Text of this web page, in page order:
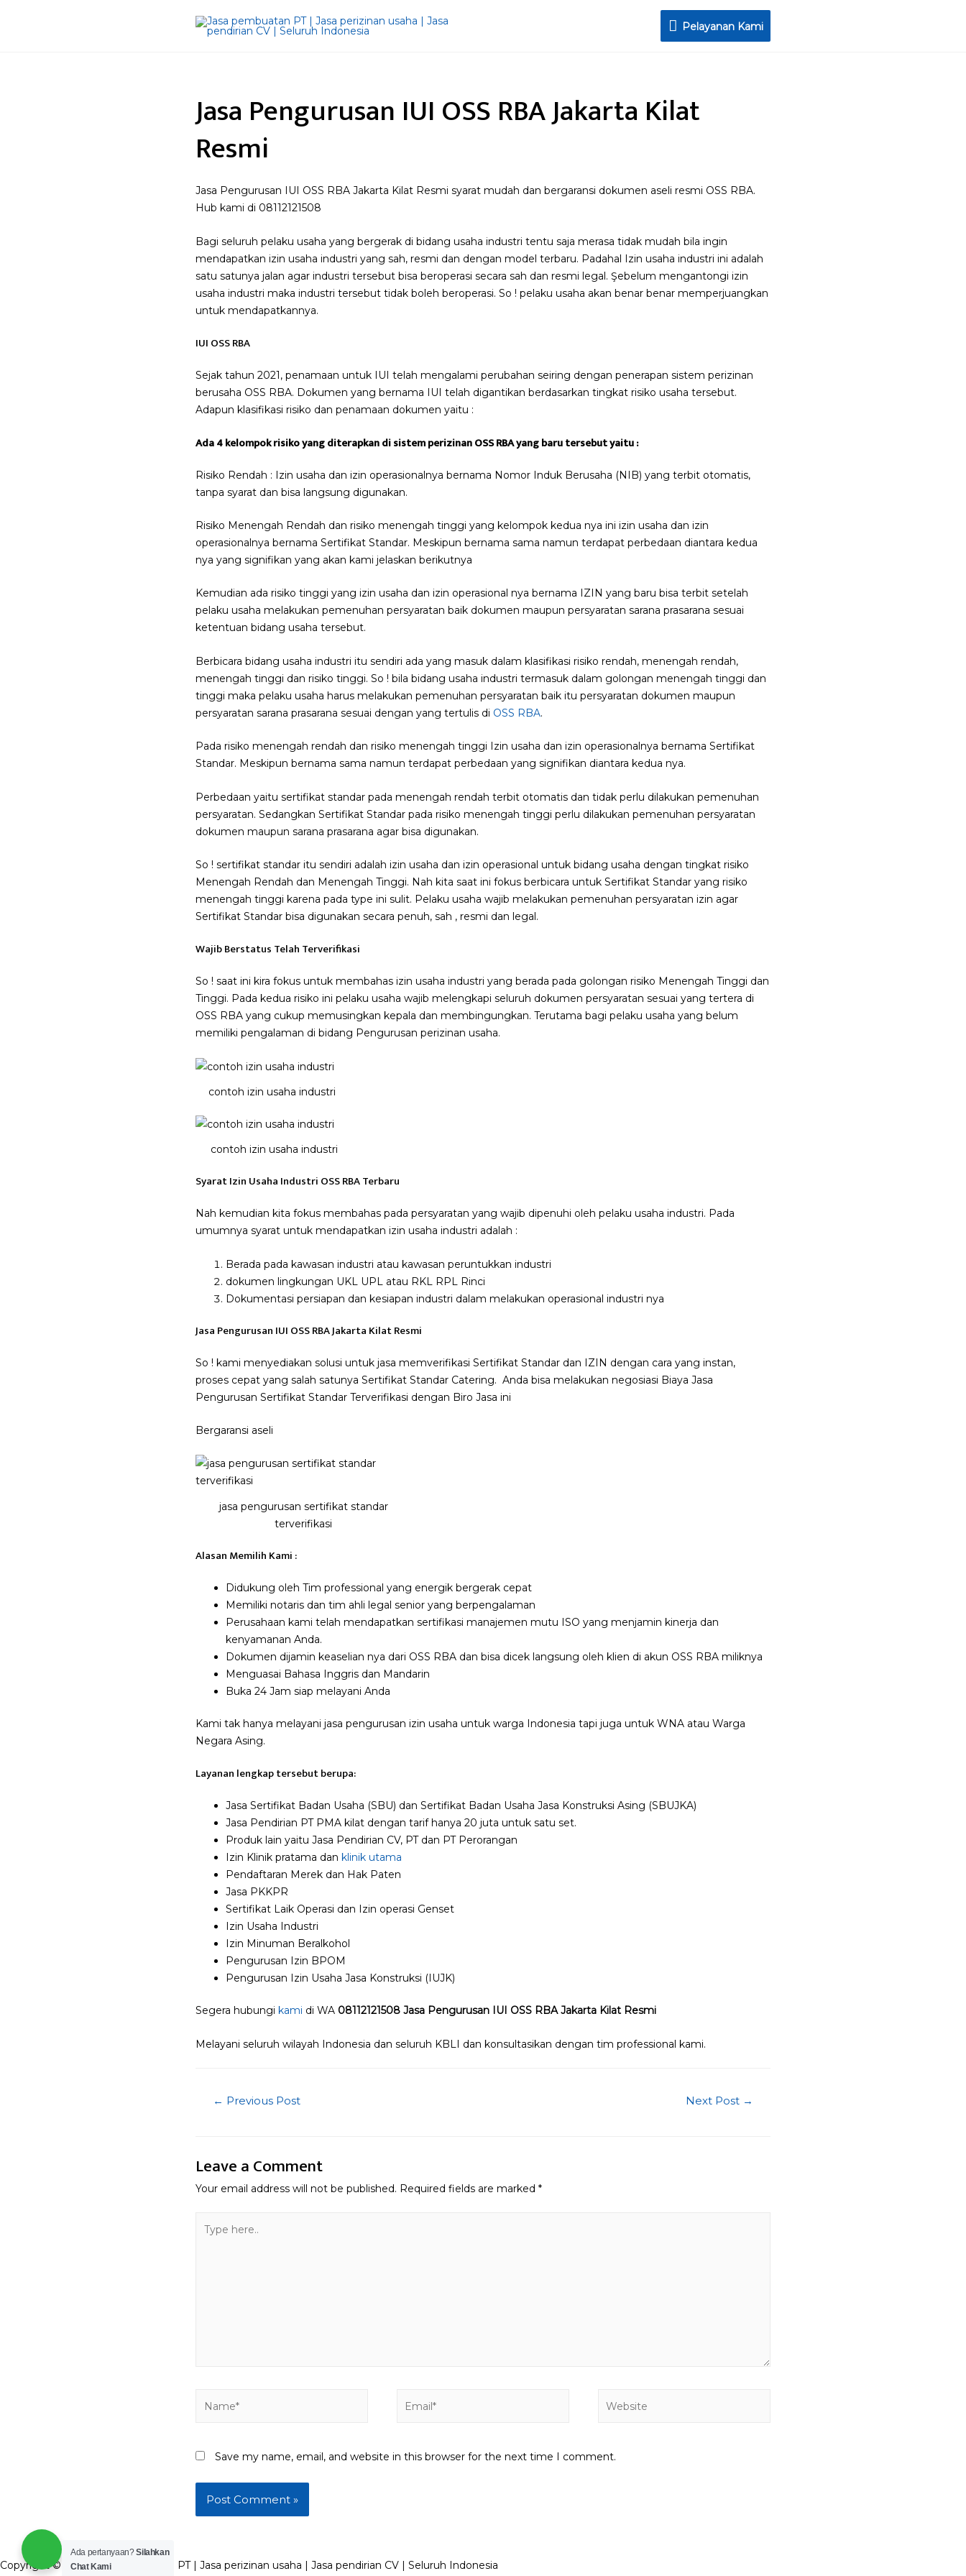
Pelayanan
Pelayanan Kami
Jasa Pengurusan IUI OSS RBA Jakarta Kilat
Resmi
Jasa Pengurusan IUI OSS RBA Jakarta Kilat Resmi syarat mudah dan bergaransi dokumen aseli resmi OSS RBA.
Hub kami di 08112121508
Bagi seluruh pelaku usaha yang bergerak di bidang usaha industri tentu saja merasa tidak mudah bila ingin
mendapatkan izin usaha industri yang sah, resmi dan dengan model terbaru. Padahal Izin usaha industri ini adalah
satu satunya jalan agar industri tersebut bisa beroperasi secara sah dan resmi legal. Şebelum mengantongi izin
usaha industri maka industri tersebut tidak boleh beroperasi. So ! pelaku usaha akan benar benar memperjuangkan
untuk mendapatkannya.
IUI OSS RBA
Sejak tahun 2021, penamaan untuk IUI telah mengalami perubahan seiring dengan penerapan sistem perizinan
berusaha OSS RBA. Dokumen yang bernama IUI telah digantikan berdasarkan tingkat risiko usaha tersebut.
Adapun klasifikasi risiko dan penamaan dokumen yaitu :
Ada 4 kelompok risiko yang diterapkan di sistem perizinan OSS RBA yang baru tersebut yaitu :
Risiko Rendah : Izin usaha dan izin operasionalnya bernama Nomor Induk Berusaha (NIB) yang terbit otomatis,
tanpa syarat dan bisa langsung digunakan.
Risiko Menengah Rendah dan risiko menengah tinggi yang kelompok kedua nya ini izin usaha dan izin
operasionalnya bernama Sertifikat Standar. Meskipun bernama sama namun terdapat perbedaan diantara kedua
nya yang signifikan yang akan kami jelaskan berikutnya
Kemudian ada risiko tinggi yang izin usaha dan izin operasional nya bernama IZIN yang baru bisa terbit setelah
pelaku usaha melakukan pemenuhan persyaratan baik dokumen maupun persyaratan sarana prasarana sesuai
ketentuan bidang usaha tersebut.
Berbicara bidang usaha industri itu sendiri ada yang masuk dalam klasifikasi risiko rendah, menengah rendah,
menengah tinggi dan risiko tinggi. So ! bila bidang usaha industri termasuk dalam golongan menengah tinggi dan
tinggi maka pelaku usaha harus melakukan pemenuhan persyaratan baik itu persyaratan dokumen maupun
persyaratan sarana prasarana sesuai dengan yang tertulis di OSS RBA.
Pada risiko menengah rendah dan risiko menengah tinggi Izin usaha dan izin operasionalnya bernama Sertifikat
Standar. Meskipun bernama sama namun terdapat perbedaan yang signifikan diantara kedua nya.
Perbedaan yaitu sertifikat standar pada menengah rendah terbit otomatis dan tidak perlu dilakukan pemenuhan
persyaratan. Sedangkan Sertifikat Standar pada risiko menengah tinggi perlu dilakukan pemenuhan persyaratan
dokumen maupun sarana prasarana agar bisa digunakan.
So ! sertifikat standar itu sendiri adalah izin usaha dan izin operasional untuk bidang usaha dengan tingkat risiko
Menengah Rendah dan Menengah Tinggi. Nah kita saat ini fokus berbicara untuk Sertifikat Standar yang risiko
menengah tinggi karena pada type ini sulit. Pelaku usaha wajib melakukan pemenuhan persyaratan izin agar
Sertifikat Standar bisa digunakan secara penuh, sah , resmi dan legal.
Wajib Berstatus Telah Terverifikasi
So ! saat ini kira fokus untuk membahas izin usaha industri yang berada pada golongan risiko Menengah Tinggi dan
Tinggi. Pada kedua risiko ini pelaku usaha wajib melengkapi seluruh dokumen persyaratan sesuai yang tertera di
OSS RBA yang cukup memusingkan kepala dan membingungkan. Terutama bagi pelaku usaha yang belum
memiliki pengalaman di bidang Pengurusan perizinan usaha.
contoh izin usaha industri
contoh izin usaha industri
Syarat Izin Usaha Industri OSS RBA Terbaru
Nah kemudian kita fokus membahas pada persyaratan yang wajib dipenuhi oleh pelaku usaha industri. Pada
umumnya syarat untuk mendapatkan izin usaha industri adalah :
Berada pada kawasan industri atau kawasan peruntukkan industri
dokumen lingkungan UKL UPL atau RKL RPL Rinci
Dokumentasi persiapan dan kesiapan industri dalam melakukan operasional industri nya
Jasa Pengurusan IUI OSS RBA Jakarta Kilat Resmi
So ! kami menyediakan solusi untuk jasa memverifikasi Sertifikat Standar dan IZIN dengan cara yang instan,
proses cepat yang salah satunya Sertifikat Standar Catering. Anda bisa melakukan negosiasi Biaya Jasa
Pengurusan Sertifikat Standar Terverifikasi dengan Biro Jasa ini
Bergaransi aseli
jasa pengurusan sertifikat standar
terverifikasi
Alasan Memilih Kami :
Didukung oleh Tim professional yang energik bergerak cepat
Memiliki notaris dan tim ahli legal senior yang berpengalaman
Perusahaan kami telah mendapatkan sertifikasi manajemen mutu ISO yang menjamin kinerja dan
kenyamanan Anda.
Dokumen dijamin keaselian nya dari OSS RBA dan bisa dicek langsung oleh klien di akun OSS RBA miliknya
Menguasai Bahasa Inggris dan Mandarin
Buka 24 Jam siap melayani Anda
Kami tak hanya melayani jasa pengurusan izin usaha untuk warga Indonesia tapi juga untuk WNA atau Warga
Negara Asing.
Layanan lengkap tersebut berupa:
Jasa Sertifikat Badan Usaha (SBU) dan Sertifikat Badan Usaha Jasa Konstruksi Asing (SBUJKA)
Jasa Pendirian PT PMA kilat dengan tarif hanya 20 juta untuk satu set.
Produk lain yaitu Jasa Pendirian CV, PT dan PT Perorangan
Izin Klinik pratama dan klinik utama
Pendaftaran Merek dan Hak Paten
Jasa PKKPR
Sertifikat Laik Operasi dan Izin operasi Genset
Izin Usaha Industri
Izin Minuman Beralkohol
Pengurusan Izin BPOM
Pengurusan Izin Usaha Jasa Konstruksi (IUJK)
Segera hubungi kami di WA 08112121508 Jasa Pengurusan IUI OSS RBA Jakarta Kilat Resmi
Melayani seluruh wilayah Indonesia dan seluruh KBLI dan konsultasikan dengan tim professional kami.
Post
← Previous Post Next Post →
Leave a Comment
Your email address will not be published. Required fields are marked *
here..
Save my name, email, and website in this browser for the next time I comment.
Copyright © 2026 Jasa pembuatan PT | Jasa perizinan usaha | Jasa pendirian CV | Seluruh Indonesia
Ada pertanyaan?Silahkan
Chat Kami